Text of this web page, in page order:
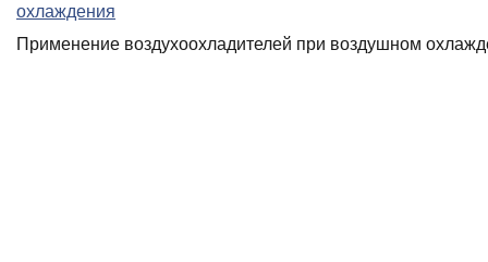
охлаждения
Применение воздухоохладителей при воздушном